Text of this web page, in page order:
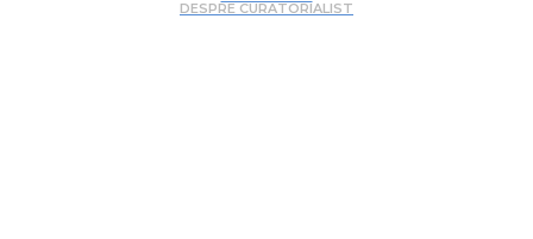
DESPRE CURATORIALIST